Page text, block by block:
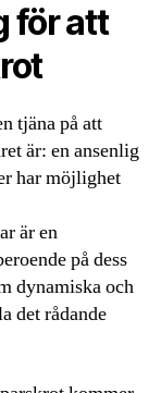
för att
tjäna på att
är: en ansenlig
har möjlighet
är en
på dess
dynamiska och
det rådande